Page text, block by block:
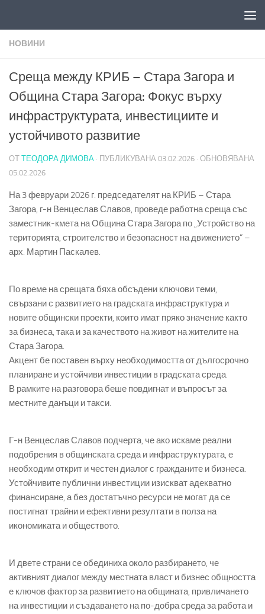
НОВИНИ
Среща между КРИБ – Стара Загора и
Община Стара Загора: Фокус върху
инфраструктурата, инвестициите и
устойчивото развитие
ОТ ТЕОДОРА ДИМОВА · ПУБЛИКУВАНА 03.02.2026 · ОБНОВЯВАНА
05.02.2026
На 3 февруари 2026 г. председателят на КРИБ – Стара
Загора, г-н Венцеслав Славов, проведе работна среща със
заместник-кмета на Община Стара Загора по „Устройство на
територията, строителство и безопасност на движението“ –
арх. Мартин Паскалев.
По време на срещата бяха обсъдени ключови теми,
свързани с развитието на градската инфраструктура и
новите общински проекти, които имат пряко значение както
за бизнеса, така и за качеството на живот на жителите на
Стара Загора.
Акцент бе поставен върху необходимостта от дългосрочно
планиране и устойчиви инвестиции в градската среда.
В рамките на разговора беше повдигнат и въпросът за
местните данъци и такси.
Г-н Венцеслав Славов подчерта, че ако искаме реални
подобрения в общинската среда и инфраструктурата, е
необходим открит и честен диалог с гражданите и бизнеса.
Устойчивите публични инвестиции изискват адекватно
финансиране, а без достатъчно ресурси не могат да се
постигнат трайни и ефективни резултати в полза на
икономиката и обществото.
И двете страни се обединиха около разбирането, че
активният диалог между местната власт и бизнес общността
е ключов фактор за развитието на общината, привличането
на инвестиции и създаването на по-добра среда за работа и